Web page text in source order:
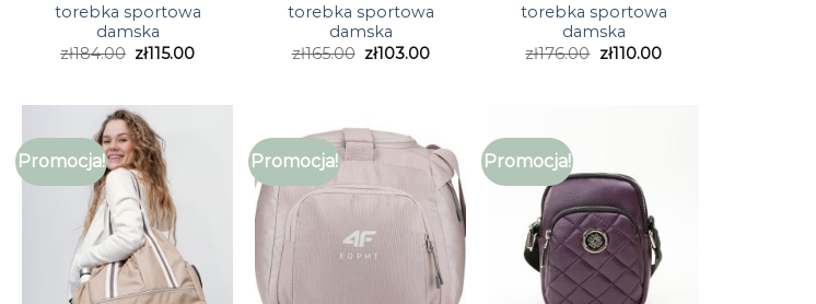
torebka sportowa
damska
zł184.00 zł115.00
torebka sportowa
damska
zł165.00 zł103.00
torebka sportowa
damska
zł176.00 zł110.00
Promocja! Promocja! Promocja!